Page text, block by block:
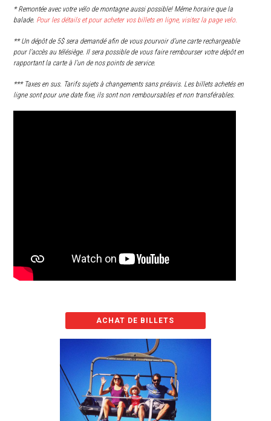
* Remontée avec votre vélo de montagne aussi possible! Même horaire que la
balade. Pour les détails et pour acheter vos billets en ligne, visitez la page velo.
** Un dépôt de 5$ sera demandé afin de vous pourvoir d’une carte rechargeable
pour l’accès au télésiège. Il sera possible de vous faire rembourser votre dépôt en
rapportant la carte à l’un de nos points de service.
*** Taxes en sus. Tarifs sujets à changements sans préavis. Les billets achetés en
ligne sont pour une date fixe, ils sont non remboursables et non transférables.
ACHAT DE BILLETS